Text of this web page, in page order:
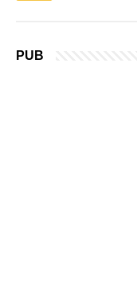
PUB